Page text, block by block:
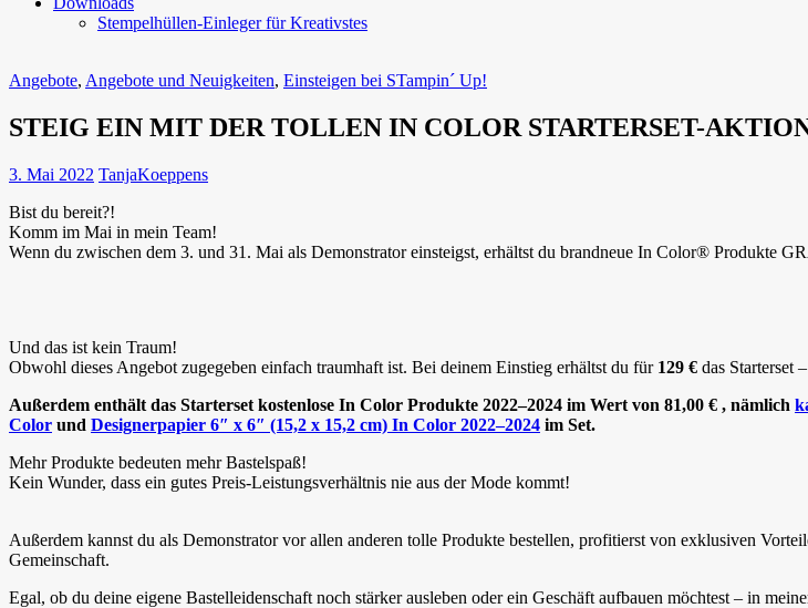
Stempelhüllen-Einleger für Kreativstes
Angebote, Angebote und Neuigkeiten, Einsteigen bei STampin´ Up!
STEIG EIN MIT DER TOLLEN IN COLOR STARTERSET-
3. Mai 2022 TanjaKoeppens
Bist du bereit?!
Komm im Mai in mein Team!
Wenn du zwischen dem 3. und 31. Mai als Demonstrator einsteigst, erhältst du brandneue In Color® Produkte
Und das ist kein Traum!
Obwohl dieses Angebot zugegeben einfach traumhaft ist. Bei deinem Einstieg erhältst du für129 € das Starterset
Außerdem enthält das Starterset kostenlose In Color Produkte 2022–2024 im Wert von 81,00 € , nämlich
Color und Designerpapier 6″ x 6″ (15,2 x 15,2 cm) In Color 2022–2024 im Set.
Mehr Produkte bedeuten mehr Bastelspaß!
Kein Wunder, dass ein gutes Preis-Leistungsverhältnis nie aus der Mode kommt!
Außerdem kannst du als Demonstrator vor allen anderen tolle Produkte bestellen, profitierst von exklusiven
Gemeinschaft.
Egal, ob du deine eigene Bastelleidenschaft noch stärker ausleben oder ein Geschäft aufbauen möchtest – in